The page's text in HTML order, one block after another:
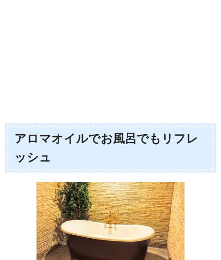
アロマオイルでお風呂でもリフレ
ッシュ